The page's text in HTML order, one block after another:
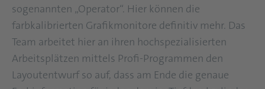
sogenannten „Operator“. Hier können die
farbkalibrierten Grafikmonitore definitiv mehr. Das
Team arbeitet hier an ihren hochspezialisierten
Arbeitsplätzen mittels Profi-Programmen den
Layoutentwurf so auf, dass am Ende die genaue